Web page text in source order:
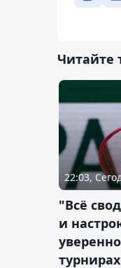
Читайте
22:03,
"Всё
и
турнирах